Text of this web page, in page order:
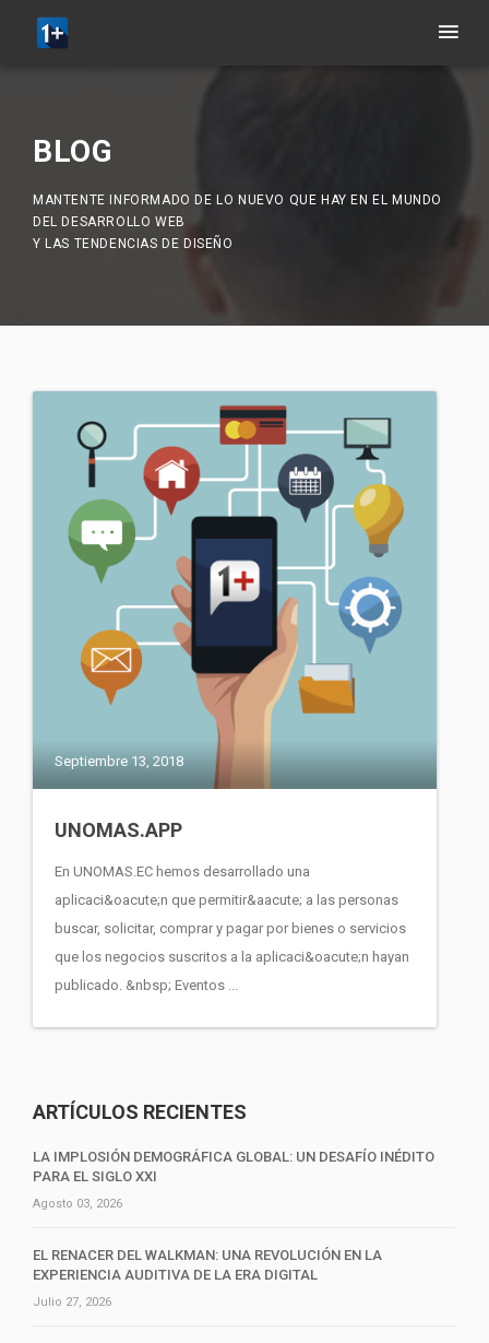
BLOG
MANTENTE INFORMADO DE LO NUEVO QUE HAY EN EL MUNDO
DEL DESARROLLO WEB
Y LAS TENDENCIAS DE DISEÑO
Septiembre 13, 2018
UNOMAS.APP
En UNOMAS.EC hemos desarrollado una
aplicaci&oacute;n que permitir&aacute; a las personas
buscar, solicitar, comprar y pagar por bienes o servicios
que los negocios suscritos a la aplicaci&oacute;n hayan
publicado. &nbsp; Eventos ...
ARTÍCULOS RECIENTES
LA IMPLOSIÓN DEMOGRÁFICA GLOBAL: UN DESAFÍO INÉDITO
PARA EL SIGLO XXI
Agosto 03, 2026
EL RENACER DEL WALKMAN: UNA REVOLUCIÓN EN LA
EXPERIENCIA AUDITIVA DE LA ERA DIGITAL
Julio 27, 2026